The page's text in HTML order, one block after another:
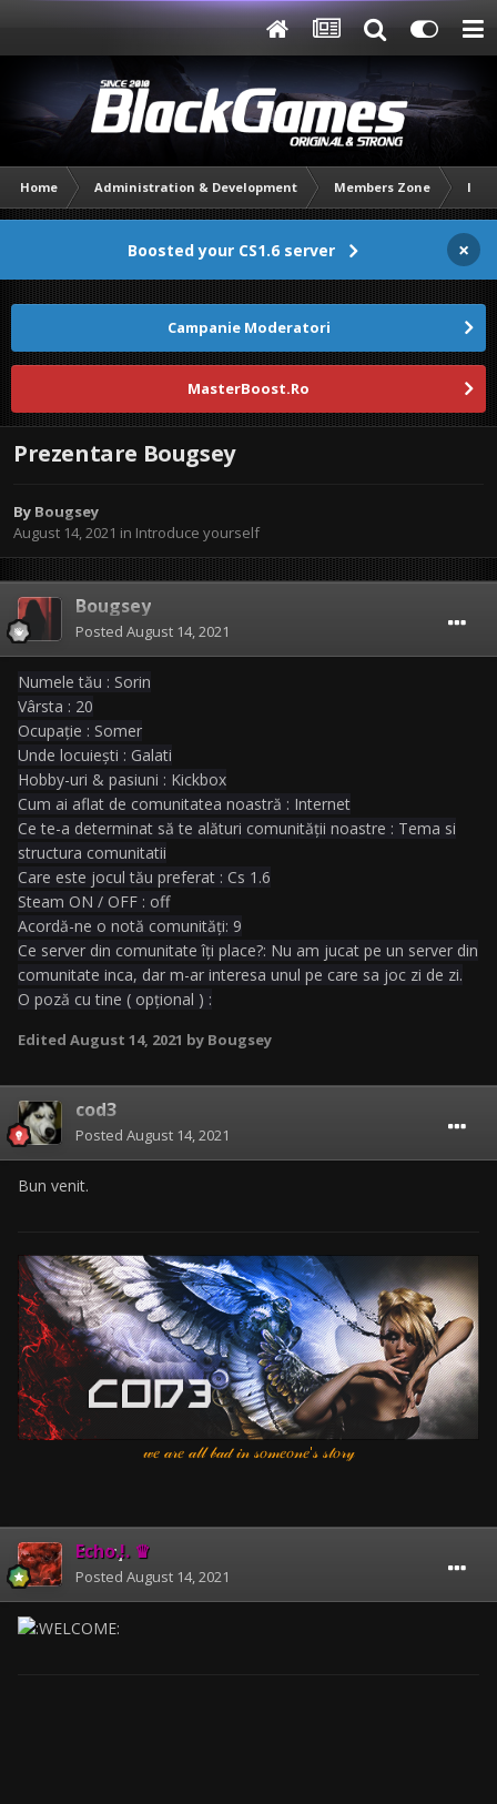
Home Administration & Development Members Zone
Boosted your CS1.6 server ×
Campanie Moderatori
MasterBoost.Ro
Prezentare Bougsey
By Bougsey
August 14, 2021 in Introduce yourself
Bougsey
Posted August 14, 2021
Numele tău : Sorin
Vârsta : 20
Ocupație : Somer
Unde locuiești : Galati
Hobby-uri & pasiuni : Kickbox
Cum ai aflat de comunitatea noastră : Internet
Ce te-a determinat să te alături comunității noastre : Tema si
structura comunitatii
Care este jocul tău preferat : Cs 1.6
Steam ON / OFF : off
Acordă-ne o notă comunități: 9
Ce server din comunitate îți place?: Nu am jucat pe un server din
comunitate inca, dar m-ar interesa unul pe care sa joc zi de zi.
O poză cu tine ( opțional ) :
Edited August 14, 2021 by Bougsey
cod3
Posted August 14, 2021
Bun venit.
𝓌𝑒 𝒶𝓇𝑒 𝒶𝓁𝓁 𝒷𝒶𝒹 𝒾𝓃 𝓈𝑜𝓂𝑒𝑜𝓃𝑒'𝓈 𝓈𝓉𝑜𝓇𝓎
Echo.!. ♛
Posted August 14, 2021